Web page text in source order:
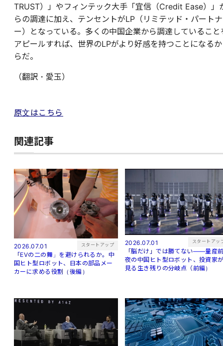
TRUST）」やフィンテック大手「宜信（Credit Ease）」
らの調達に加え、テンセントがLP（リミテッド・パートナ
ー）となっている。多くの中国企業から調達していること
アピールすれば、世界のLPがより好感を持つことになるか
らだ。
（翻訳・愛玉）
原文はこちら
関連記事
2026.07.01 スタートアップ
「EVの二の舞」を避けられるか。中
国ヒト型ロボット、日本の部品メー
カーに求める役割（後編）
2026.07.01 スタートアッ
「脳だけ」では勝てない——量産
夜の中国ヒト型ロボット、投資家
見る生き残りの分岐点（前編）